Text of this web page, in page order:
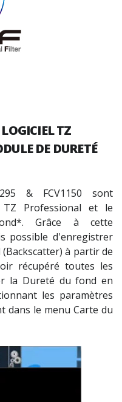
TZ
DE DURETÉ
& FCV1150 sont
Professional et le
Grâce à cette
possible d'enregistrer
à partir de
récupéré toutes les
la Dureté du fond en
les paramètres
dans le menu Carte du